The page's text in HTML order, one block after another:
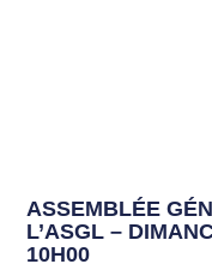
ASSEMBLÉE
L’ASGL –
10H00